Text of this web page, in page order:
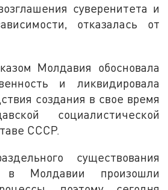
суверенитета и
отказалась от
Молдавия обосновала
и ликвидировала
создания в свое время
социалистической
СССР.
существования
в Молдавии произошли